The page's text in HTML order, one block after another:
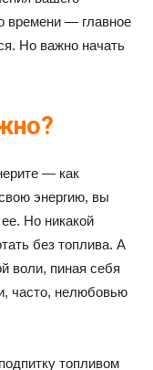
времени — главное
Но важно начать
— как
энергию, вы
Но никакой
без топлива. А
воли, пиная себя
часто, нелюбовью
топливом